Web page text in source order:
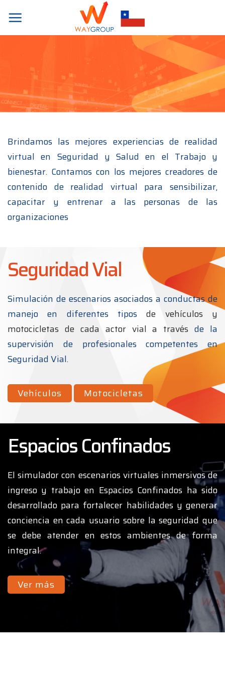
Brindamos las mejores experiencias de realidad
virtual en Seguridad y Salud en el Trabajo y
bienestar. Contamos con los mejores creadores de
contenido de realidad virtual para sensibilizar,
capacitar y entrenar a las personas de las
organizaciones
Seguridad Vial
Simulación de escenarios asociados a conductas de
manejo en diferentes tiposde vehículos y
motocicletas de cada actor vial a travésde la
supervisión de profesionales competentes en
Seguridad Vial.
Vehículos Motocicletas
Espacios Confinados
El simulador con escenarios virtuales inmersivos de
ingreso y trabajo en Espacios Confinados ha sido
desarrollado para fortalecer habilidades y generar
conciencia en cada usuario sobre la seguridad que
se debe atender en estos ambientes de forma
integral.
Ver más